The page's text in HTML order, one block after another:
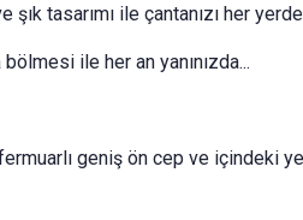
tasarımı ile çantanızı her
ile her an yanınızda...
geniş ön cep ve içindeki